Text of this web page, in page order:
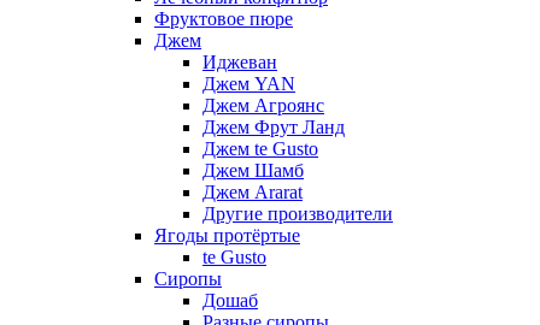
Фруктовое пюре
Джем
Иджеван
Джем YAN
Джем Агроянс
Джем Фрут Ланд
Джем te Gusto
Джем Шамб
Джем Ararat
Другие производители
Ягоды протёртые
te Gusto
Сиропы
Дошаб